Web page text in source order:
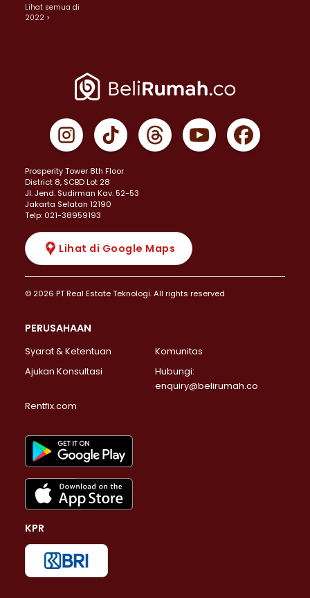
Lihat semua di
2022 >
Prosperity Tower 8th Floor
District 8, SCBD Lot 28
JI. Jend. Sudirman Kav. 52-53
Jakarta Selatan 12190
Telp: 021-38959193
Lihat di Google Maps
© 2026 PT Real Estate Teknologi. All rights reserved
PERUSAHAAN
Syarat & Ketentuan
Komunitas
Ajukan Konsultasi
Hubungi:
enquiry@belirumah.co
Rentfix.com
KPR